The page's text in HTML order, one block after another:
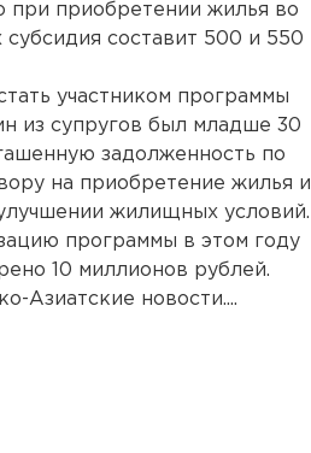
при приобретении жилья во
составит 500 и 550
участником программы
из супругов был младше 30
задолженность по
на приобретение жилья и
жилищных условий.
программы в этом году
10 миллионов рублей.
Азиатские новости....